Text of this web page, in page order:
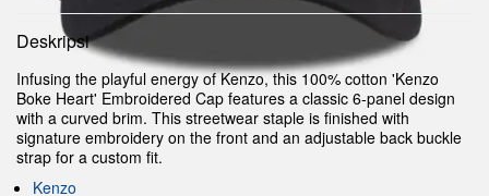
Deskripsi
Infusing the playful energy of Kenzo, this 100% cotton 'Kenzo
Boke Heart' Embroidered Cap features a classic 6-panel design
with a curved brim. This streetwear staple is finished with
signature embroidery on the front and an adjustable back buckle
strap for a custom fit.
Kenzo